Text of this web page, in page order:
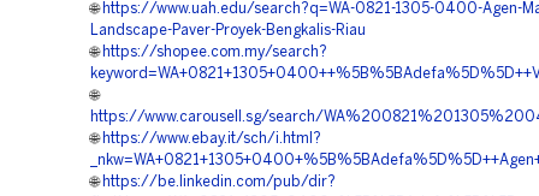
🌐 https://www.uah.edu/search?q=WA-0821-1305-0400-Agen-
Landscape-Paver-Proyek-Bengkalis-Riau
🌐 https://shopee.com.my/search?
🌐
https://www.carousell.sg/search/
🌐 https://www.ebay.it/sch/i.html?
🌐 https://be.linkedin.com/pub/dir?